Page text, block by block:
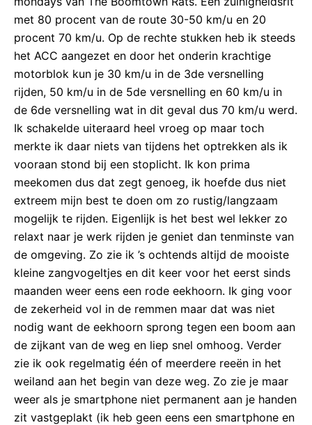
met 80 procent van de route 30-50 km/u en 20
procent 70 km/u. Op de rechte stukken heb ik steeds
het ACC aangezet en door het onderin krachtige
motorblok kun je 30 km/u in de 3de versnelling
rijden, 50 km/u in de 5de versnelling en 60 km/u in
de 6de versnelling wat in dit geval dus 70 km/u werd.
Ik schakelde uiteraard heel vroeg op maar toch
merkte ik daar niets van tijdens het optrekken als ik
vooraan stond bij een stoplicht. Ik kon prima
meekomen dus dat zegt genoeg, ik hoefde dus niet
extreem mijn best te doen om zo rustig/langzaam
mogelijk te rijden. Eigenlijk is het best wel lekker zo
relaxt naar je werk rijden je geniet dan tenminste van
de omgeving. Zo zie ik ’s ochtends altijd de mooiste
kleine zangvogeltjes en dit keer voor het eerst sinds
maanden weer eens een rode eekhoorn. Ik ging voor
de zekerheid vol in de remmen maar dat was niet
nodig want de eekhoorn sprong tegen een boom aan
de zijkant van de weg en liep snel omhoog. Verder
zie ik ook regelmatig één of meerdere reeën in het
weiland aan het begin van deze weg. Zo zie je maar
weer als je smartphone niet permanent aan je handen
zit vastgeplakt (ik heb geen eens een smartphone en